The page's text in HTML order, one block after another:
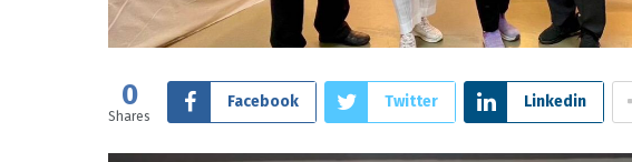
0
Shares
Facebook Twitter Linkedin